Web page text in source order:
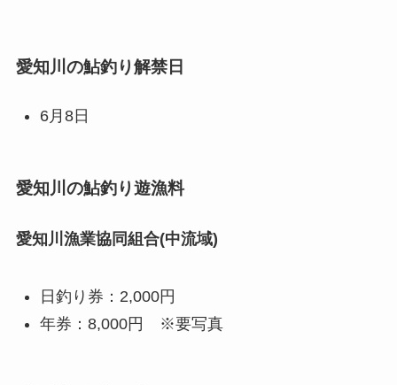
愛知川の鮎釣り解禁日
6月8日
愛知川の鮎釣り遊漁料
愛知川漁業協同組合(中流域)
日釣り券：2,000円
年券：8,000円 ※要写真